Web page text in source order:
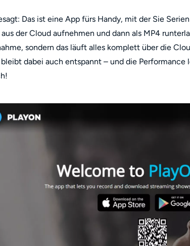
Das ist eine App fürs Handy, mit der Sie
der Cloud aufnehmen und dann als MP4
sondern das läuft alles komplett über die
bleibt dabei auch entspannt – und die